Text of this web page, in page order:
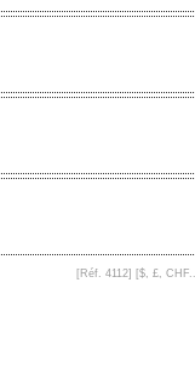
[Réf. 4112] [$, £, CHF...